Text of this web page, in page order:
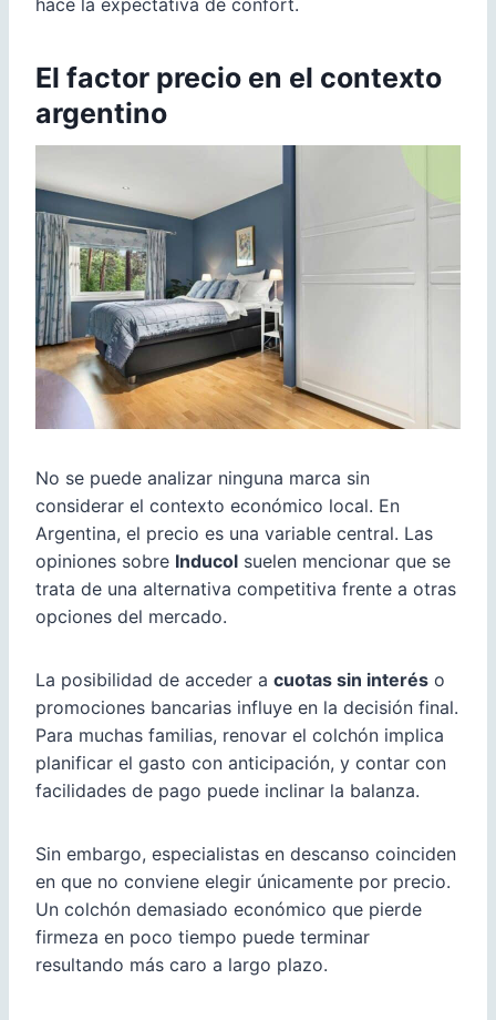
El factor precio en el contexto
argentino
No se puede analizar ninguna marca sin
considerar el contexto económico local. En
Argentina, el precio es una variable central. Las
opiniones sobre Inducol suelen mencionar que se
trata de una alternativa competitiva frente a otras
opciones del mercado.
La posibilidad de acceder a cuotas sin interés o
promociones bancarias influye en la decisión final.
Para muchas familias, renovar el colchón implica
planificar el gasto con anticipación, y contar con
facilidades de pago puede inclinar la balanza.
Sin embargo, especialistas en descanso coinciden
en que no conviene elegir únicamente por precio.
Un colchón demasiado económico que pierde
firmeza en poco tiempo puede terminar
resultando más caro a largo plazo.